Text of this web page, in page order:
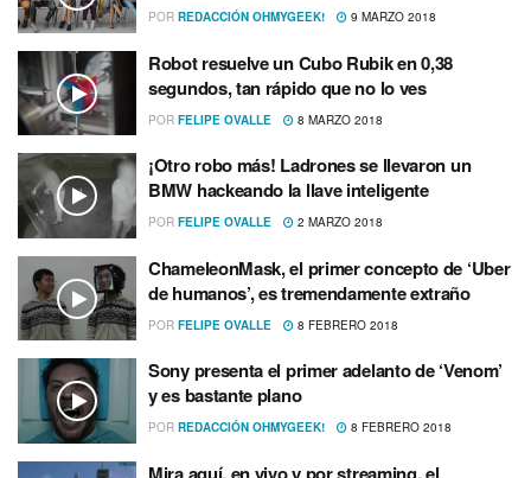
POR REDACCIÓN OHMYGEEK! 9 MARZO 2018
Robot resuelve un Cubo Rubik en 0,38
segundos, tan rápido que no lo ves
POR FELIPE OVALLE 8 MARZO 2018
¡Otro robo más! Ladrones se llevaron un
BMW hackeando la llave inteligente
POR FELIPE OVALLE 2 MARZO 2018
ChameleonMask, el primer concepto de ‘Uber
de humanos’, es tremendamente extraño
POR FELIPE OVALLE 8 FEBRERO 2018
Sony presenta el primer adelanto de ‘Venom’
y es bastante plano
POR REDACCIÓN OHMYGEEK! 8 FEBRERO 2018